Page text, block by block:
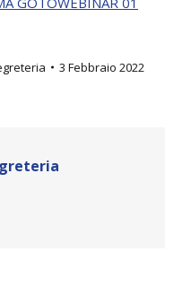
3 Febbraio 2022